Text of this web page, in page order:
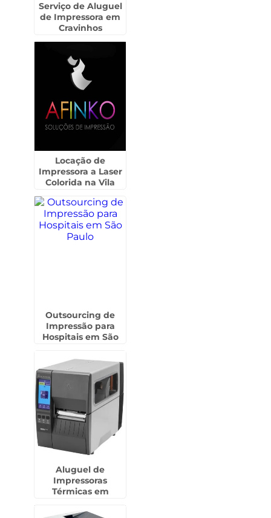
Serviço de Aluguel
de Impressora em
Cravinhos
Locação de
Impressora a Laser
Colorida na Vila
Outsourcing de
Impressão para
Hospitais em São
Aluguel de
Impressoras
Térmicas em